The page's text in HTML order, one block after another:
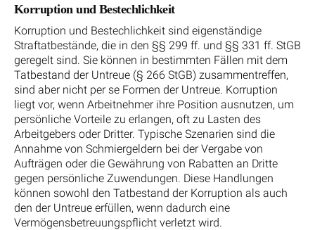
Korruption und Bestechlichkeit
Korruption und Bestechlichkeit sind eigenständige
Straftatbestände, die in den §§ 299 ff. und §§ 331 ff. StGB
geregelt sind. Sie können in bestimmten Fällen mit dem
Tatbestand der Untreue (§ 266 StGB) zusammentreffen,
sind aber nicht per se Formen der Untreue. Korruption
liegt vor, wenn Arbeitnehmer ihre Position ausnutzen, um
persönliche Vorteile zu erlangen, oft zu Lasten des
Arbeitgebers oder Dritter. Typische Szenarien sind die
Annahme von Schmiergeldern bei der Vergabe von
Aufträgen oder die Gewährung von Rabatten an Dritte
gegen persönliche Zuwendungen. Diese Handlungen
können sowohl den Tatbestand der Korruption als auch
den der Untreue erfüllen, wenn dadurch eine
Vermögensbetreuungspflicht verletzt wird.